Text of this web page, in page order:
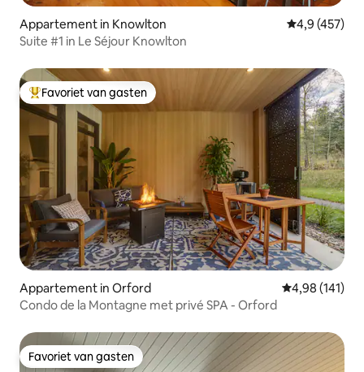
Appartement in Knowlton Gemiddelde
4,9 (457)
Suite #1 in Le Séjour Knowlton
Topfavoriet van gasten
Favoriet van gasten
Appartement in Orford Gemiddelde
4,98 (141)
Condo de la Montagne met privé SPA - Orford
Favoriet van gasten
Favoriet van gasten